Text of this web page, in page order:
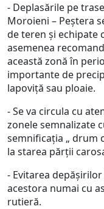
- Deplasările pe
Moroieni – Peştera
de teren şi echipate
asemenea
această zonă în
importante de
lapoviţă sau ploaie.
- Se va circula cu
zonele semnalizate
semnificaţia „ drum
la starea părţii
- Evitarea
acestora numai cu
rutieră.